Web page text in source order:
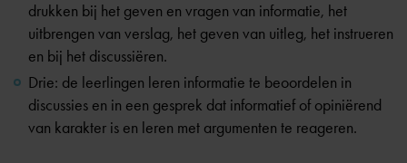
drukken bij het geven en vragen van informatie, het
uitbrengen van verslag, het geven van uitleg, het instrueren
en bij het discussiëren.
Drie: de leerlingen leren informatie te beoordelen in
discussies en in een gesprek dat informatief of opiniërend
van karakter is en leren met argumenten te reageren.